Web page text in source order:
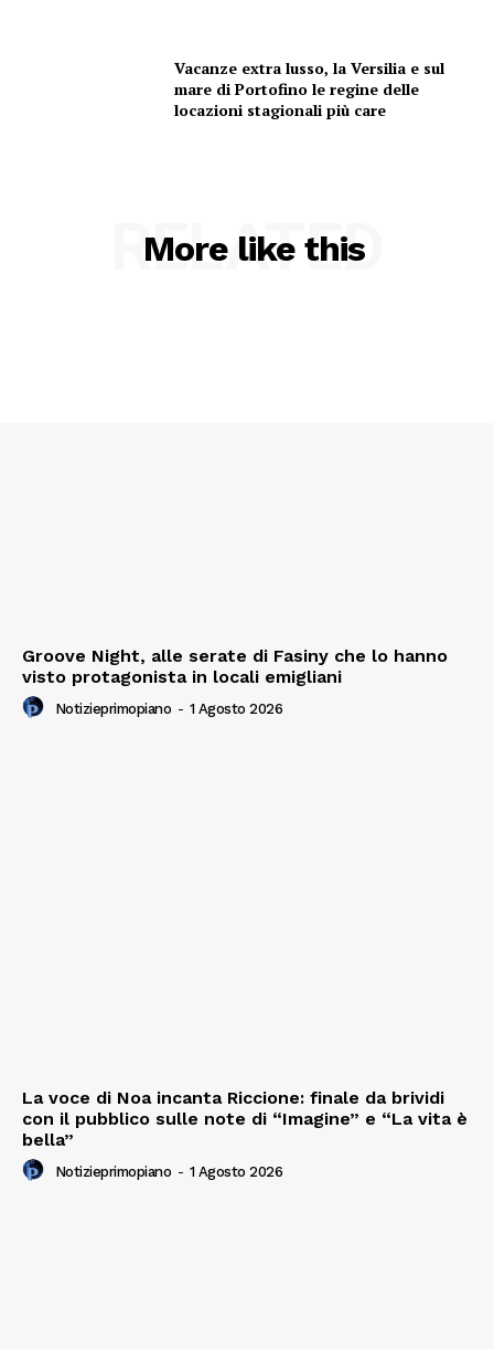
Vacanze extra lusso, la Versilia e sul
mare di Portofino le regine delle
locazioni stagionali più care
More like this
RELATED
Groove Night, alle serate di Fasiny che lo hanno
visto protagonista in locali emigliani
Notizieprimopiano - 1 Agosto 2026
La voce di Noa incanta Riccione: finale da brividi
con il pubblico sulle note di “Imagine” e “La vita è
bella”
Notizieprimopiano - 1 Agosto 2026